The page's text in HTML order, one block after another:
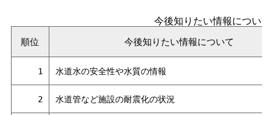
今後知りたい情報について
順位 今後知りたい情報について
1 水道水の安全性や水質の情報
2 水道管など施設の耐震化の状況